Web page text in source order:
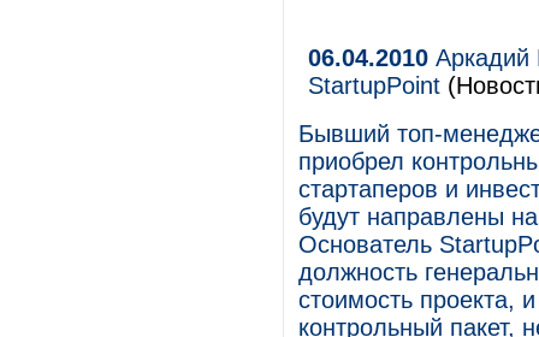
06.04.2010 Аркадий
StartupPoint
Бывший топ-
приобрел
стартаперов и
будут направлены
Основатель
должность
стоимость проекта,
контрольный пакет,